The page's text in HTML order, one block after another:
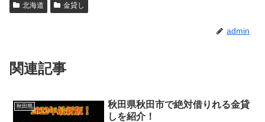
北海道 金貸し
admin
関連記事
秋田県
秋田県秋田市で絶対借りれる金貸
しを紹介！